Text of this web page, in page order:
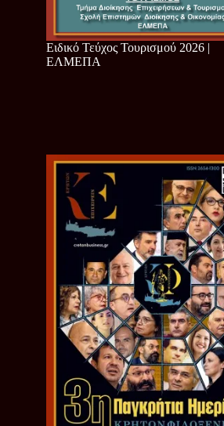
Ειδικό Τεύχος Τουρισμού 2026 |
ΕΛΜΕΠΑ